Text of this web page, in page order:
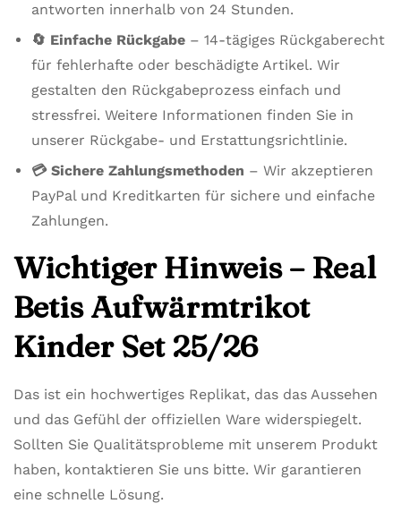
antworten innerhalb von 24 Stunden.
🔄 Einfache Rückgabe – 14-tägiges Rückgaberecht
für fehlerhafte oder beschädigte Artikel. Wir
gestalten den Rückgabeprozess einfach und
stressfrei. Weitere Informationen finden Sie in
unserer Rückgabe- und Erstattungsrichtlinie.
💳 Sichere Zahlungsmethoden – Wir akzeptieren
PayPal und Kreditkarten für sichere und einfache
Zahlungen.
Wichtiger Hinweis – Real
Betis Aufwärmtrikot
Kinder Set 25/26
Das ist ein hochwertiges Replikat, das das Aussehen
und das Gefühl der offiziellen Ware widerspiegelt.
Sollten Sie Qualitätsprobleme mit unserem Produkt
haben, kontaktieren Sie uns bitte. Wir garantieren
eine schnelle Lösung.